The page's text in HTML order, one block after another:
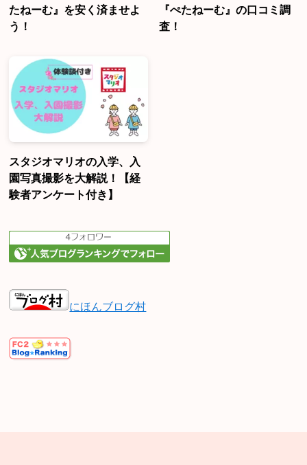
たねーむ』を安く済ませよ
う！
『ぺたねーむ』の口コミ調
査！
スタジオマリオの入学、入
園写真撮影を大解説！【経
験者アンケート付き】
にほんブログ村